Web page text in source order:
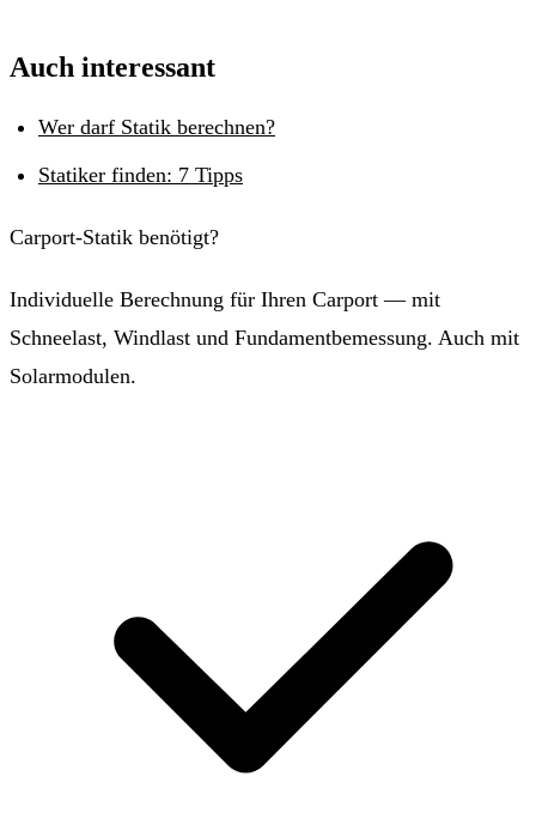
Auch interessant
Wer darf Statik berechnen?
Statiker finden: 7 Tipps
Carport-Statik benötigt?
Individuelle Berechnung für Ihren Carport — mit
Schneelast, Windlast und Fundamentbemessung. Auch mit
Solarmodulen.